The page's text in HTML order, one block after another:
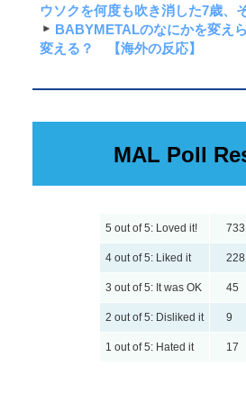
ウソクを何度も吹き消した7歳、
BABYMETALのなにかを変え
変える？ 【海外の反応】
MAL Poll
5 out of 5: Loved it!
4 out of 5: Liked it 228
3 out of 5: It was OK 45
2 out of 5: Disliked it 9
1 out of 5: Hated it 17